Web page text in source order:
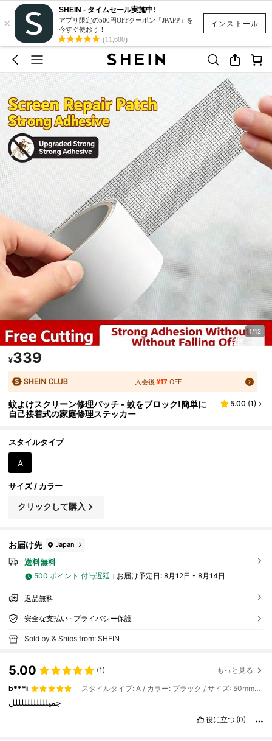
インストール
×
SHEIN - タイムセール実施中!
アプリ限定の500円OFFクーポン「JPAPP」を
今すぐ使おう！
(11,600)
1/12
¥339
入会後¥17 OFF
蚊よけスクリーン修理パッチ - 蚊をブロック!簡単に
自己接着式の家庭修理ステッカー
5.00 (1)
スタイルタイプ
A
サイズ / カラー
クリックして購入
お届け先 Japan
送料無料
500 ポイント 付与遅延 お届け予定日: 8月12日 - 8月14日
返品無料
安全な支払い · プライバシー保護
Sold by & Ships from: SHEIN
5.00 (1) もっと見る
b***i スタイルタイプ: A / カラー: ブラック / サイズ: 50mm*5m
جميلللللللللللل
役に立つ (0)